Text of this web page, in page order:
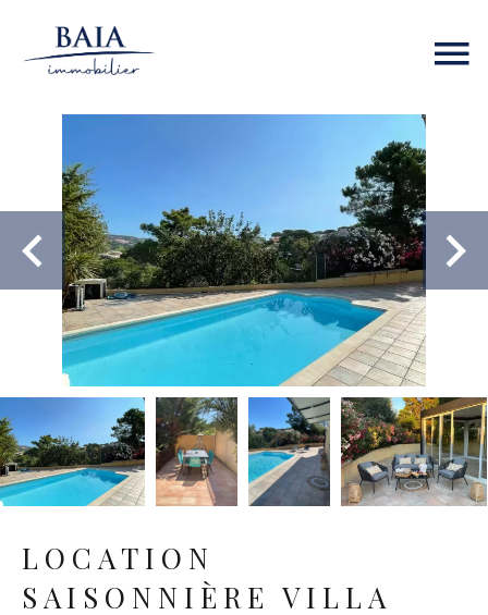
LOCATION
SAISONNIÈRE VILLA